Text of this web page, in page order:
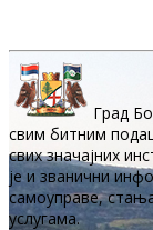
Град
свим битним
свих значајних
је и званични
самоуправе,
услугама.